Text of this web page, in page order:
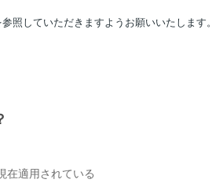
参照していただきますようお願いいたします。
在適用されている